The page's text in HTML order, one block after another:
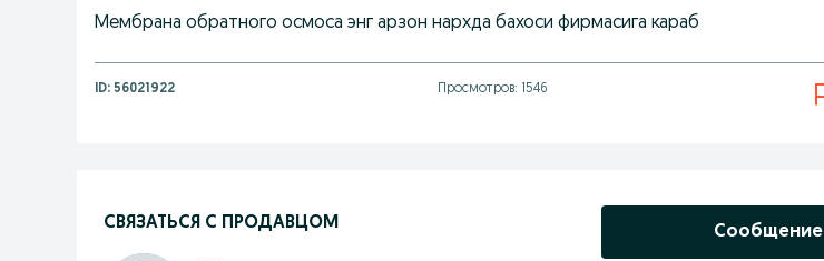
Мембрана обратного осмоса энг арзон нархда бахоси фирмасига караб
ID: 56021922 Просмотров: 1546
СВЯЗАТЬСЯ С ПРОДАВЦОМ
Сообщение